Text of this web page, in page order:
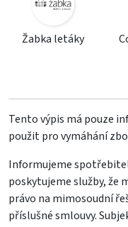
Žabka letáky
Tento výpis má pouze
použit pro vymáhání
Informujeme
poskytujeme služby, že
právo na mimosoudní
příslušné smlouvy.